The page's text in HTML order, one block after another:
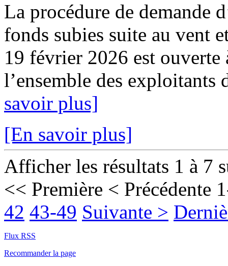
La procédure de demande
fonds subies suite au vent
19 février 2026 est
l’ensemble des exploitants
savoir plus]
[En savoir plus]
Afficher les résultats 1 à 7
<< Première < Précédente
42 43-49 Suivante >
Flux RSS
Recommander la page